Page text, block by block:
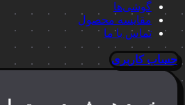
گوشی‌ها
مقایسه محصول
تماس با ما
حساب کاربری